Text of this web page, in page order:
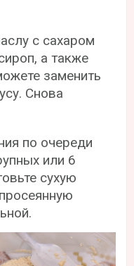
с сахаром
а также
заменить
Снова
по очереди
или 6
сухую